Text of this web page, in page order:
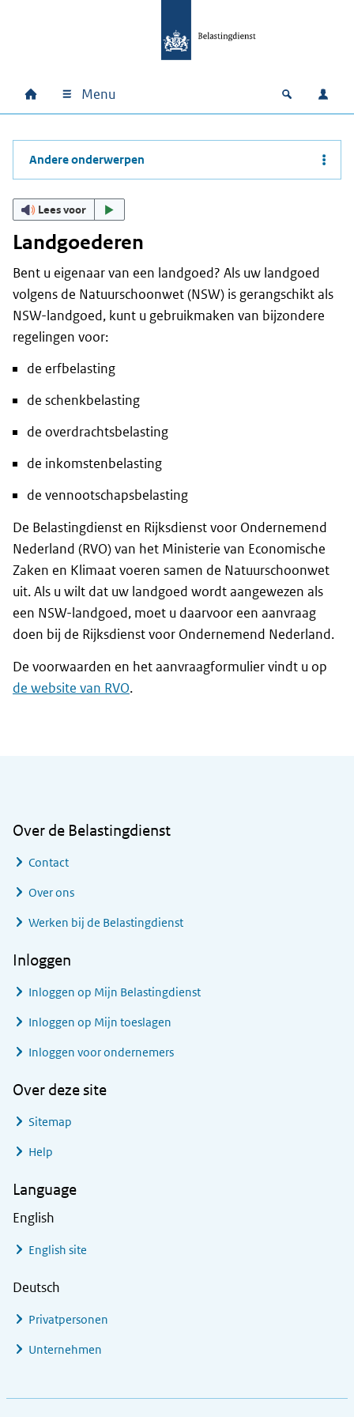
Hoofdnavigatie
Home Menu Open
Andere onderwerpen
Lees voor
Landgoederen
Bent u eigenaar van een landgoed? Als uw landgoed
volgens de Natuurschoonwet (NSW) is gerangschikt als
NSW-landgoed, kunt u gebruikmaken van bijzondere
regelingen voor:
de erfbelasting
de schenkbelasting
de overdrachtsbelasting
de inkomstenbelasting
de vennootschapsbelasting
De Belastingdienst en Rijksdienst voor Ondernemend
Nederland (RVO) van het Ministerie van Economische
Zaken en Klimaat voeren samen de Natuurschoonwet
uit. Als u wilt dat uw landgoed wordt aangewezen als
een NSW-landgoed, moet u daarvoor een aanvraag
doen bij de Rijksdienst voor Ondernemend Nederland.
De voorwaarden en het aanvraagformulier vindt u op
de website van RVO.
Over de Belastingdienst
Contact
Over ons
Werken bij de Belastingdienst
Inloggen
Inloggen op Mijn Belastingdienst
Inloggen op Mijn toeslagen
Inloggen voor ondernemers
Over deze site
Sitemap
Help
Language
English
English site
Deutsch
Privatpersonen
Unternehmen